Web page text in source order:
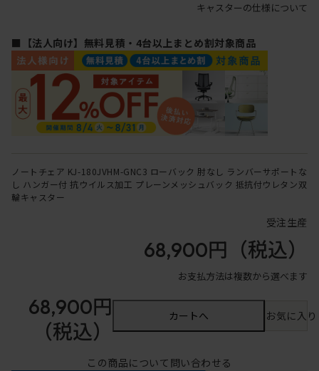
キャスターの仕様について
■【法人向け】無料見積・4台以上まとめ割対象商品
ノートチェア KJ-180JVHM-GNC3 ローバック 肘なし ランバーサポートな
し ハンガー付 抗ウイルス加工 プレーンメッシュバック 抵抗付ウレタン双
輪キャスター
受注生産
68,900円 （税込）
お支払方法は複数から選べます
68,900円
（税込）
カートへ お気に入
この商品について問い合わせる